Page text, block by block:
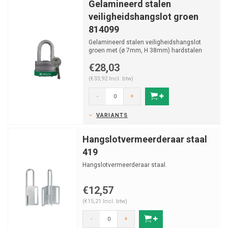
Gelamineerd stalen
veiligheidshangslot groen
814099
Gelamineerd stalen veiligheidshangslot
groen met (ø 7mm, H 38mm) hardstalen
€28,03
(€33,92 Incl. btw)
- +
VARIANTS
Hangslotvermeerderaar staal
419
Hangslotvermeerderaar staal.
€12,57
(€15,21 Incl. btw)
- +